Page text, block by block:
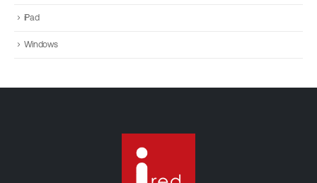
iPad
Windows